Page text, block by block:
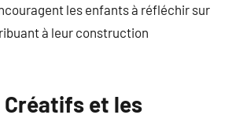
les enfants à réfléchir sur
à leur construction
et les